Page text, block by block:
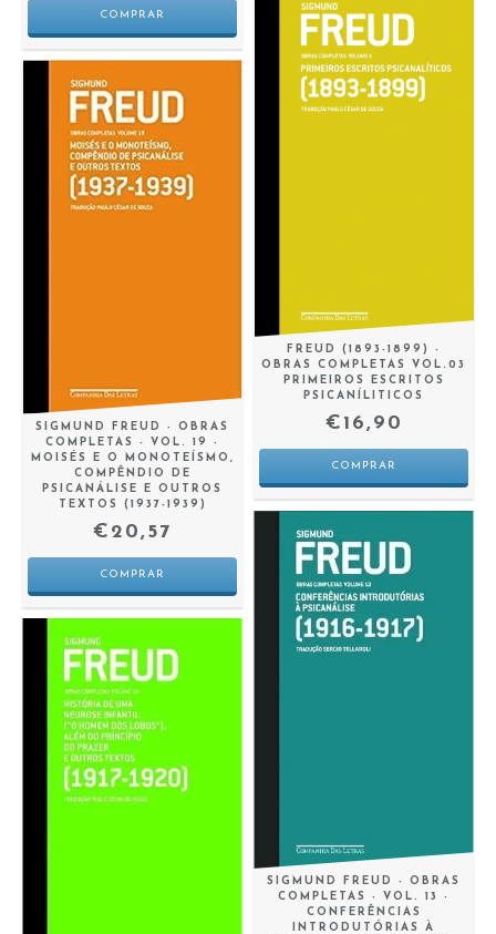
SIGMUND FREUD - OBRAS
COMPLETAS - VOL. 19 -
MOISÉS E O MONOTEÍSMO,
COMPÊNDIO DE
PSICANÁLISE E OUTROS
TEXTOS (1937-1939)
€20,57
FREUD (1893-1899) -
OBRAS COMPLETAS VOL.03
PRIMEIROS ESCRITOS
PSICANÍLITICOS
€16,90
SIGMUND FREUD - OBRAS
COMPLETAS - VOL. 13 -
CONFERÊNCIAS
INTRODUTÓRIAS À